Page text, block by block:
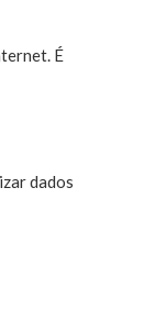
É
dados